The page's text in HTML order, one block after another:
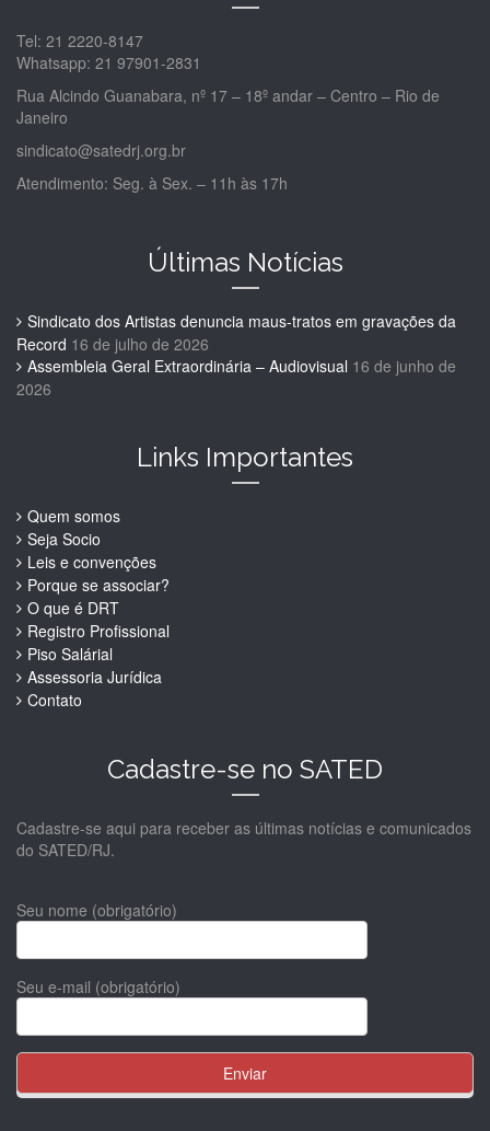
Tel: 21 2220-8147
Whatsapp: 21 97901-2831
Rua Alcindo Guanabara, nº 17 – 18º andar – Centro – Rio de
Janeiro
sindicato@satedrj.org.br
Atendimento: Seg. à Sex. – 11h às 17h
Últimas Notícias
Sindicato dos Artistas denuncia maus-tratos em gravações da
Record 16 de julho de 2026
Assembleia Geral Extraordinária – Audiovisual 16 de junho de
2026
Links Importantes
Quem somos
Seja Socio
Leis e convenções
Porque se associar?
O que é DRT
Registro Profissional
Piso Salárial
Assessoria Jurídica
Contato
Cadastre-se no SATED
Cadastre-se aqui para receber as últimas notícias e comunicados
do SATED/RJ.
Seu nome (obrigatório)
Seu e-mail (obrigatório)